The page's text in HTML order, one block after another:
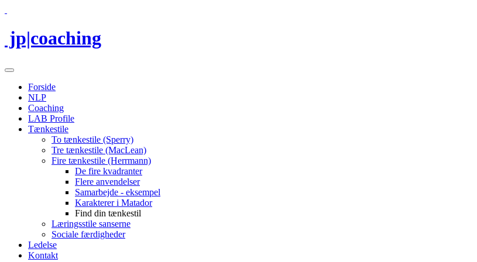
jp|coaching
Forside
NLP
Coaching
LAB Profile
Tænkestile
To tænkestile (Sperry)
Tre tænkestile (MacLean)
Fire tænkestile (Herrmann)
De fire kvadranter
Flere anvendelser
Samarbejde - eksempel
Karakterer i Matador
Find din tænkestil
Læringsstile sanserne
Sociale færdigheder
Ledelse
Kontakt